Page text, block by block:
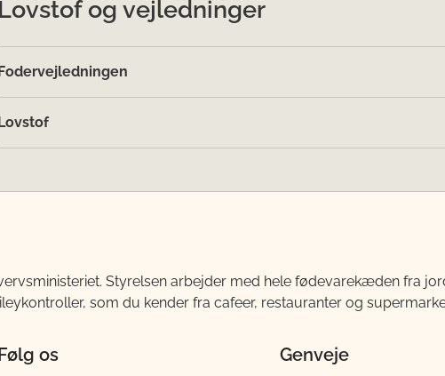
Lovstof og vejledninger
Styrelsen arbejder med hele fødevarekæden fra
som du kender fra cafeer, restauranter og
os Genveje